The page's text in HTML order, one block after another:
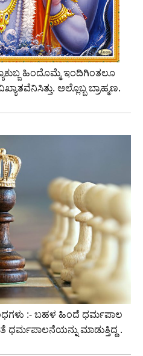
ಹಿಂದೊಮ್ಮೆ ಇಂದಿಗಿಂತಲೂ
ಅಲ್ಲೊಬ್ಬ ಬ್ರಾಹ್ಮಣ.
:- ಬಹಳ ಹಿಂದೆ ಧರ್ಮಪಾಲ
ಧರ್ಮಪಾಲನೆಯನ್ನು ಮಾಡುತ್ತಿದ್ದ .